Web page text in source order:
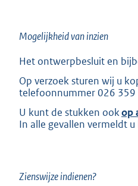
Mogelijkheid van inzien
Het ontwerpbesluit en
Op verzoek sturen wij u
telefoonnummer 026 359
U kunt de stukken ookop
In alle gevallen vermeldt
Zienswijze indienen?